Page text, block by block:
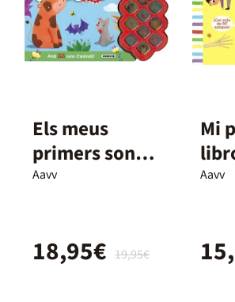
Els meus
primers sons
animals
Aavv
19,95€
18,95€
Mi
Aavv